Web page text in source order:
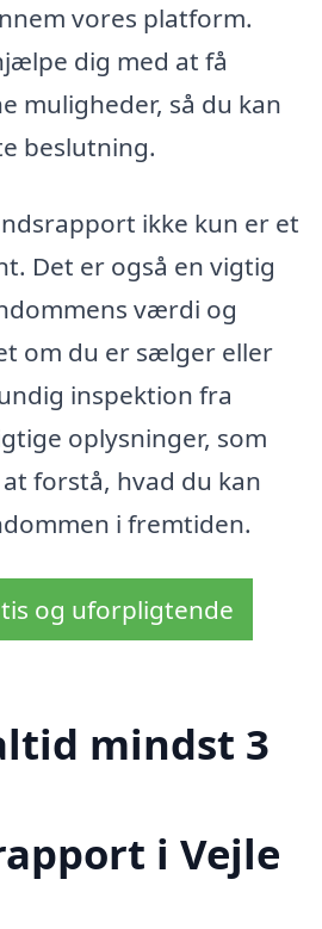
vores platform.
dig med at få
muligheder, så du kan
beslutning.
ikke kun er et
Det er også en vigtig
værdi og
om du er sælger eller
inspektion fra
oplysninger, som
forstå, hvad du kan
i fremtiden.
og uforpligtende
mindst 3
i Vejle